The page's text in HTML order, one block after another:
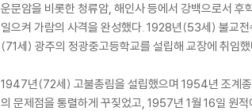
운문암을 비롯한 청류암, 해인사 등에서 강백으로서
일으켜 가람의 사격을 완성했다. 1928년(53세) 불교전
(71세) 광주의 정광중고등학교를 설립해 교장에 취임했
1947년(72세) 고불총림을 설립했으며 1954년 조계종
의 문제점을 통렬하게 꾸짖었고, 1957년 1월 16일 원적